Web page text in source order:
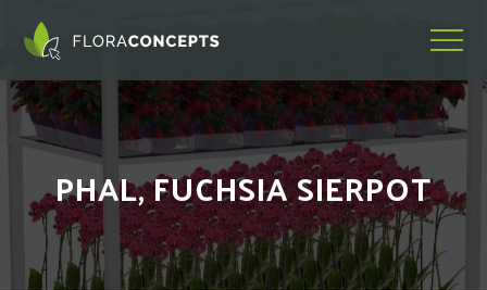
PHAL, FUCHSIA SIERPOT